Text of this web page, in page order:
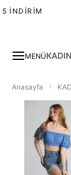
MENÜKADIN
Anasayfa